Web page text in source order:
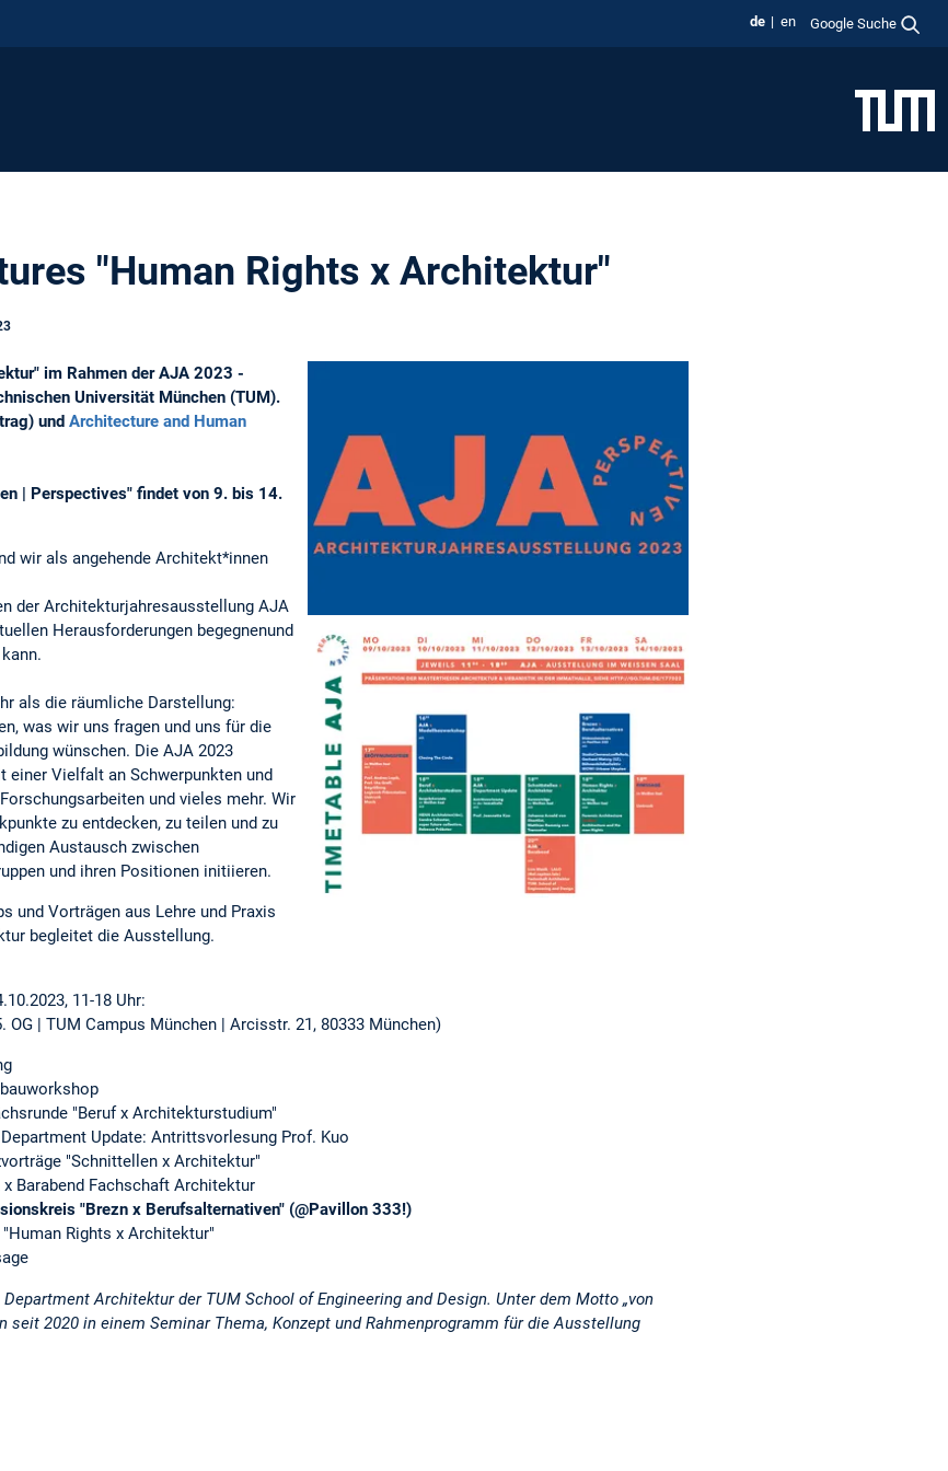
de en Google Suche
"Human Rights x Architektur"
im Rahmen der AJA 2023 -
Universität München (TUM).
und Architecture and Human
| Perspectives" findet von 9. bis 14.
wir als angehende Architekt*innen
der Architekturjahresausstellung AJA
Herausforderungen begegnenund
als die räumliche Darstellung:
was wir uns fragen und uns für die
wünschen. Die AJA 2023
Vielfalt an Schwerpunkten und
und vieles mehr. Wir
zu entdecken, zu teilen und zu
Austausch zwischen
und ihren Positionen initiieren.
und Vorträgen aus Lehre und Praxis
begleitet die Ausstellung.
11-18 Uhr:
OG | TUM Campus München | Arcisstr. 21, 80333 München)
"Beruf x Architekturstudium"
Update: Antrittsvorlesung Prof. Kuo
"Schnittellen x Architektur"
x Barabend Fachschaft Architektur
"Brezn x Berufsalternativen" (@Pavillon 333!)
Rights x Architektur"
Architektur der TUM School of Engineering and Design. Unter dem Motto „von
seit 2020 in einem Seminar Thema, Konzept und Rahmenprogramm für die Ausstellung